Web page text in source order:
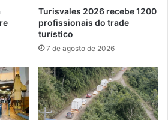
Turisvales 2026 recebe 1200
profissionais do trade
turístico
7 de agosto de 2026